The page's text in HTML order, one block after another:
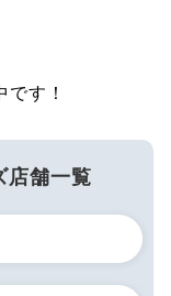
す！
店舗一覧